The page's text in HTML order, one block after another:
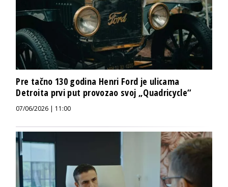
Pre tačno 130 godina Henri Ford je ulicama
Detroita prvi put provozao svoj „Quadricycle“
07/06/2026 | 11:00